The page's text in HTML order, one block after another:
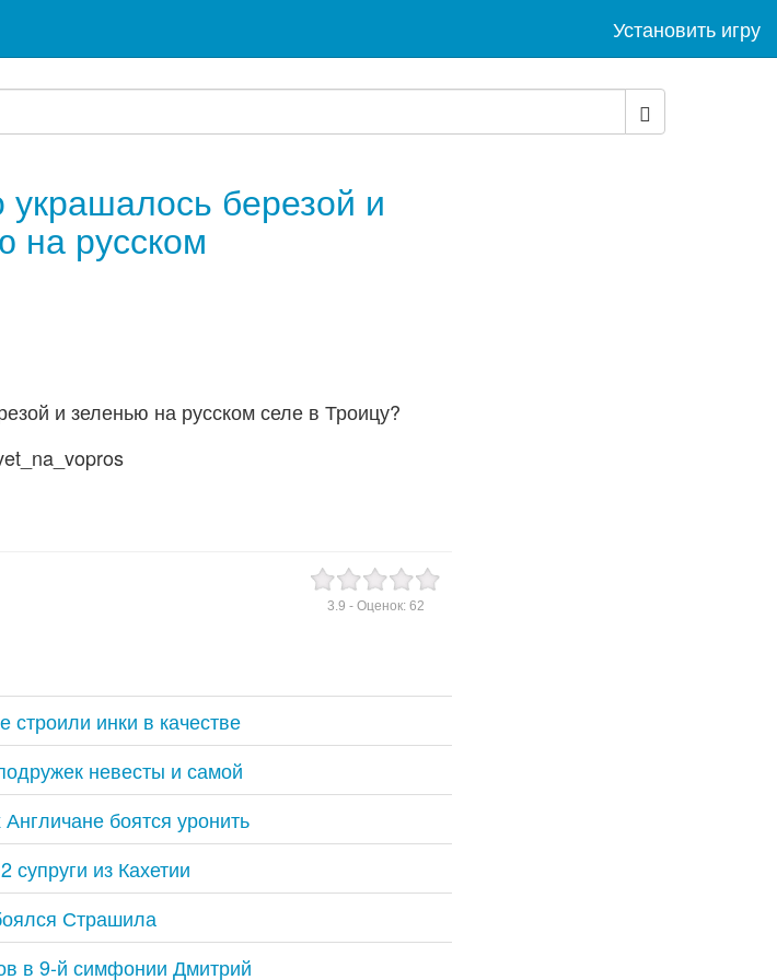
Установить игру
березой и
на русском
и зеленью на русском селе в Троицу?
3.9 - Оценок: 62
инки в качестве
невесты и самой
боятся уронить
из Кахетии
Страшила
в 9-й симфонии Дмитрий